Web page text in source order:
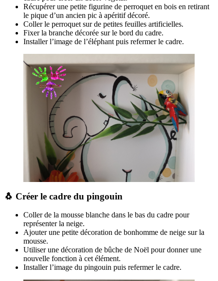
Récupérer une petite figurine de perroquet en bois en retirant
le pique d’un ancien pic à apéritif décoré.
Coller le perroquet sur de petites feuilles artificielles.
Fixer la branche décorée sur le bord du cadre.
Installer l’image de l’éléphant puis refermer le cadre.
🐧 Créer le cadre du pingouin
Coller de la mousse blanche dans le bas du cadre pour
représenter la neige.
Ajouter une petite décoration de bonhomme de neige sur la
mousse.
Utiliser une décoration de bûche de Noël pour donner une
nouvelle fonction à cet élément.
Installer l’image du pingouin puis refermer le cadre.